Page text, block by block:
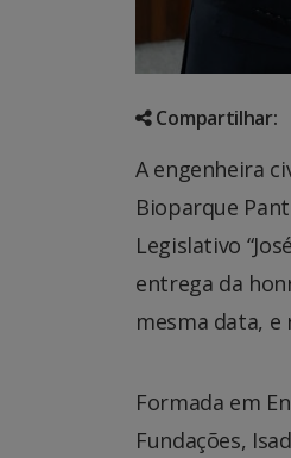
Compartilhar:
A engenheira
Bioparque
Legislativo
entrega da
mesma data, e
Formada em
Fundações,